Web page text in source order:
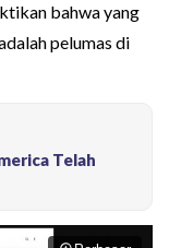
bahwa yang
pelumas di
Telah